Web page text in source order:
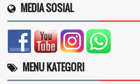
MEDIA SOSIAL
MENU KATEGORI